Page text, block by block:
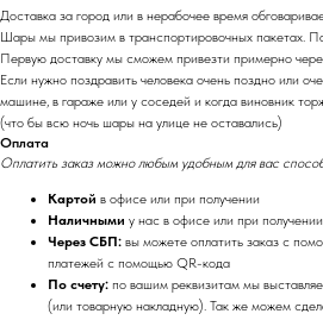
Доставка за город или в нерабочее время
Шары мы привозим в транспортировочных пакетах.
Первую доставку мы сможем привезти примерно
Если нужно поздравить человека очень поздно или
машине, в гараже или у соседей и когда виновник
(что бы всю ночь шары на улице не оставались)
Оплата
Оплатить заказ можно любым удобным для вас
Картой в офисе или при получении
Наличными у нас в офисе или при получении
Через СБП: вы можете оплатить заказ с
платежей с помощью QR-кода
По счету: по вашим реквизитам мы
(или товарную накладную). Так же можем